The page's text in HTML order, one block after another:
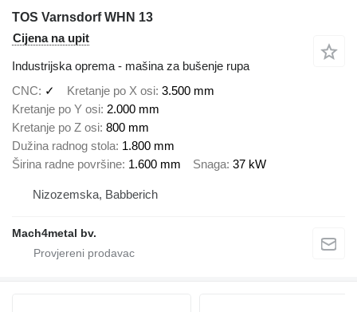
TOS Varnsdorf WHN 13
Cijena na upit
Industrijska oprema - mašina za bušenje rupa
CNC
✓ Kretanje po X osi 3.500 mm
Kretanje po Y osi 2.000 mm
Kretanje po Z osi 800 mm
Dužina radnog stola 1.800 mm
Širina radne površine 1.600 mm Snaga 37 kW
Nizozemska, Babberich
Mach4metal bv.